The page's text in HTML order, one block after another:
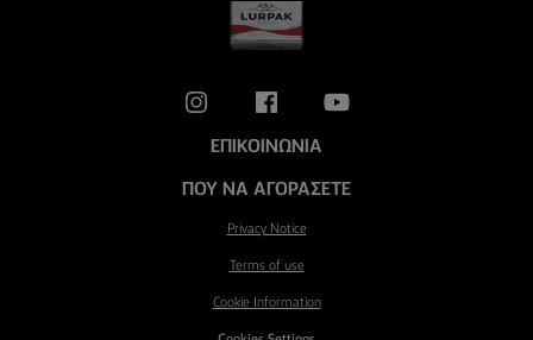
ΕΠΙΚΟΙΝΩΝΊΑ
ΠΟΎ ΝΑ ΑΓΟΡΆΣΕΤΕ
Privacy Notice
Terms of use
Cookie Information